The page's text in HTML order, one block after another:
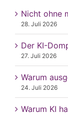
Nicht ohne
28. Juli 2026
Der KI-
27. Juli 2026
Warum
24. Juli 2026
Warum KI